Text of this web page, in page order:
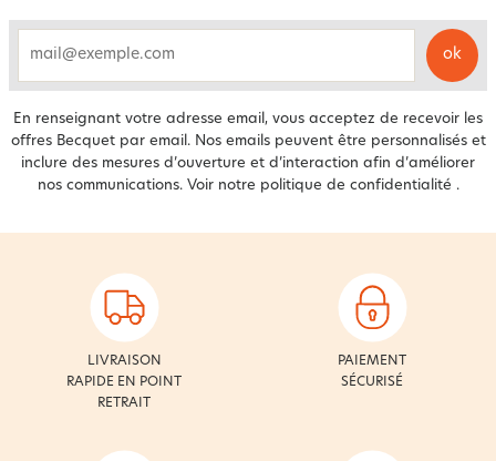
ok
En renseignant votre adresse email, vous acceptez de recevoir les
offres Becquet par email. Nos emails peuvent être personnalisés et
inclure des mesures d’ouverture et d’interaction afin d’améliorer
nos communications. Voir notre politique de confidentialité .
LIVRAISON
RAPIDE EN POINT
RETRAIT
PAIEMENT
SÉCURISÉ